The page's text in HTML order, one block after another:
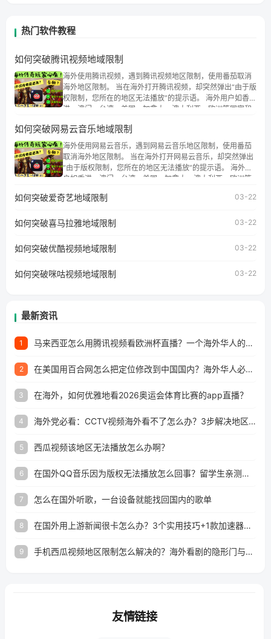
热门软件教程
如何突破腾讯视频地域限制
海外使用腾讯视频，遇到腾讯视频地区限制，使用番茄取消
海外地区限制。 当在海外打开腾讯视频，却突然弹出“由于版
权限制，您所在的地区无法播放”的提示语。 海外用户如香
港、澳门、台湾、美国、加拿大、澳大利亚、欧洲等国家和
权限制问题，且仅能在中国大陆地区播放。 遇到这个问题的
朋友们，使用番茄回国加速器，即可解决「海外用户收听腾
讯视频地区版权限制」的问题，无论人在香港、澳门、台
湾、美国、加拿大、澳大利亚、欧洲等国家和地区工作、留
学、定居等，都可以使用，不再因地区和版权限制所困扰。
如何突破网易云音乐地域限制
海外使用网易云音乐，遇到网易云音乐地区限制，使用番茄
取消海外地区限制。 当在海外打开网易云音乐，却突然弹出
“由于版权限制，您所在的地区无法播放”的提示语。 海外用
户如香港、澳门、台湾、美国、加拿大、澳大利亚、欧洲等
地区及版权限制问题，且仅能在中国大陆地区播放。 遇到这
户收听网易云音乐地区版权限制」的问题，无论人在香港、
工作、留学、定居等，都可以使用，不再因地区和版权限制
所困扰。
如何突破爱奇艺地域限制 03-22
如何突破喜马拉雅地域限制 03-22
如何突破优酷视频地域限制 03-22
如何突破咪咕视频地域限制 03-22
最新资讯
1 马来西亚怎么用腾讯视频看欧洲杯直播？一个海外华人的真实困扰与破解
2 在美国用百合网怎么把定位修改到中国国内？海外华人必备的回国加速指南
3 在海外，如何优雅地看2026奥运会体育比赛的app直播？
4 海外党必看：CCTV视频海外看不了怎么办？3步解决地区限制+追剧自由
5 西瓜视频该地区无法播放怎么办啊？
6 在国外QQ音乐因为版权无法播放怎么回事？留学生亲测有效的解决办法
7 怎么在国外听歌，一台设备就能找回国内的歌单
8 在国外用上游新闻很卡怎么办？3个实用技巧+1款加速器解决海外看国内内容难题
9 手机西瓜视频地区限制怎么解决的？海外看剧的隐形门与钥匙
友情链接